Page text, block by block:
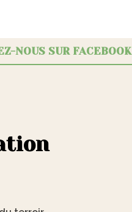
NOUS SUR FACEBOOK